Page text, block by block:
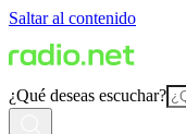
Saltar al contenido
¿Qué deseas escuchar?